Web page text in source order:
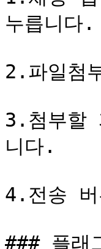
누릅니다.
2.파일첨
3.첨부할
니다.
4.전송 버
### 플